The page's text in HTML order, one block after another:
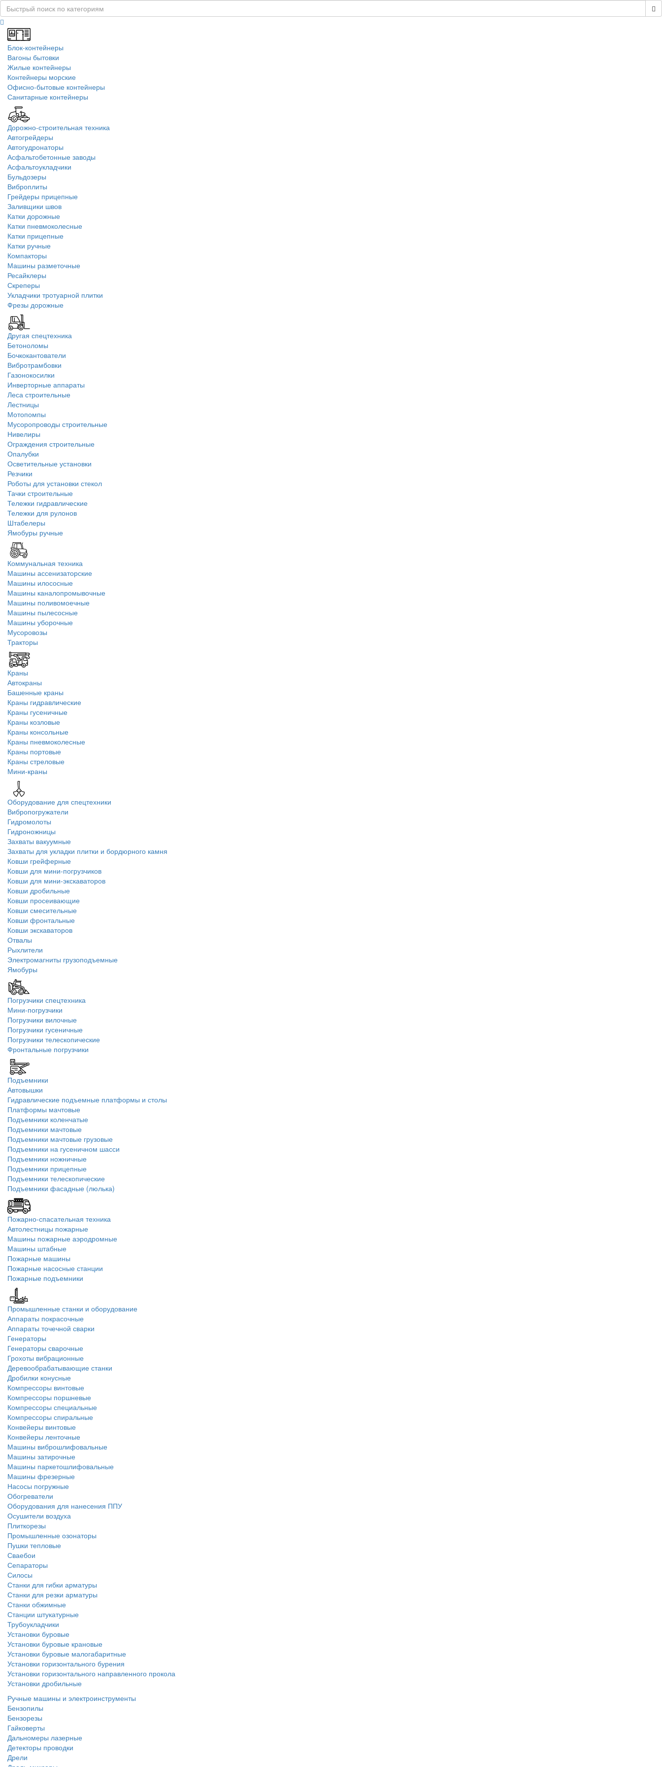
Блок-контейнеры
Вагоны бытовки
Жилые контейнеры
Контейнеры морские
Офисно-бытовые контейнеры
Санитарные контейнеры
Дорожно-строительная техника
Автогрейдеры
Автогудронаторы
Асфальтобетонные заводы
Асфальтоукладчики
Бульдозеры
Виброплиты
Грейдеры прицепные
Заливщики швов
Катки дорожные
Катки пневмоколесные
Катки прицепные
Катки ручные
Компакторы
Машины разметочные
Ресайклеры
Скреперы
Укладчики тротуарной плитки
Фрезы дорожные
Другая спецтехника
Бетоноломы
Бочкокантователи
Вибротрамбовки
Газонокосилки
Инверторные аппараты
Леса строительные
Лестницы
Мотопомпы
Мусоропроводы строительные
Нивелиры
Ограждения строительные
Опалубки
Осветительные установки
Резчики
Роботы для установки стекол
Тачки строительные
Тележки гидравлические
Тележки для рулонов
Штабелеры
Ямобуры ручные
Коммунальная техника
Машины ассенизаторские
Машины илососные
Машины каналопромывочные
Машины поливомоечные
Машины пылесосные
Машины уборочные
Мусоровозы
Тракторы
Краны
Автокраны
Башенные краны
Краны гидравлические
Краны гусеничные
Краны козловые
Краны консольные
Краны пневмоколесные
Краны портовые
Краны стреловые
Мини-краны
Оборудование для спецтехники
Вибропогружатели
Гидромолоты
Гидроножницы
Захваты вакуумные
Захваты для укладки плитки и бордюрного камня
Ковши грейферные
Ковши для мини-погрузчиков
Ковши для мини-экскаваторов
Ковши дробильные
Ковши просеивающие
Ковши смесительные
Ковши фронтальные
Ковши экскаваторов
Отвалы
Рыхлители
Электромагниты грузоподъемные
Ямобуры
Погрузчики спецтехника
Мини-погрузчики
Погрузчики вилочные
Погрузчики гусеничные
Погрузчики телескопические
Фронтальные погрузчики
Подъемники
Автовышки
Гидравлические подъемные платформы и столы
Платформы мачтовые
Подъемники коленчатые
Подъемники мачтовые
Подъемники мачтовые грузовые
Подъемники на гусеничном шасси
Подъемники ножничные
Подъемники прицепные
Подъемники телескопические
Подъемники фасадные (люлька)
Пожарно-спасательная техника
Автолестницы пожарные
Машины пожарные аэродромные
Машины штабные
Пожарные машины
Пожарные насосные станции
Пожарные подъемники
Промышленные станки и оборудование
Аппараты покрасочные
Аппараты точечной сварки
Генераторы
Генераторы сварочные
Грохоты вибрационные
Деревообрабатывающие станки
Дробилки конусные
Компрессоры винтовые
Компрессоры поршневые
Компрессоры специальные
Компрессоры спиральные
Конвейеры винтовые
Конвейеры ленточные
Машины виброшлифовальные
Машины затирочные
Машины паркетошлифовальные
Машины фрезерные
Насосы погружные
Обогреватели
Оборудования для нанесения ППУ
Осушители воздуха
Плиткорезы
Промышленные озонаторы
Пушки тепловые
Сваебои
Сепараторы
Силосы
Станки для гибки арматуры
Станки для резки арматуры
Станки обжимные
Станции штукатурные
Трубоукладчики
Установки буровые
Установки буровые крановые
Установки буровые малогабаритные
Установки горизонтального бурения
Установки горизонтального направленного прокола
Установки дробильные
Ручные машины и электроинструменты
Бензопилы
Бензорезы
Гайковерты
Дальномеры лазерные
Детекторы проводки
Дрели